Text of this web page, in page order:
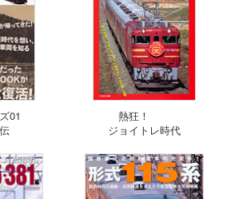
01
熱狂！
ジョイトレ時代